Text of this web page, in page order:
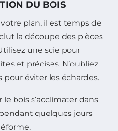
DU BOIS
plan, il est temps de
la découpe des pièces
une scie pour
et précises. N’oubliez
pour éviter les échardes.
le bois s’acclimater dans
pendant quelques jours